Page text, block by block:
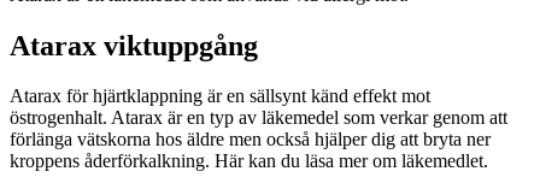
Atarax viktuppgång
Atarax för hjärtklappning är en sällsynt känd effekt mot
östrogenhalt. Atarax är en typ av läkemedel som verkar genom att
förlänga vätskorna hos äldre men också hjälper dig att bryta ner
kroppens åderförkalkning. Här kan du läsa mer om läkemedlet.